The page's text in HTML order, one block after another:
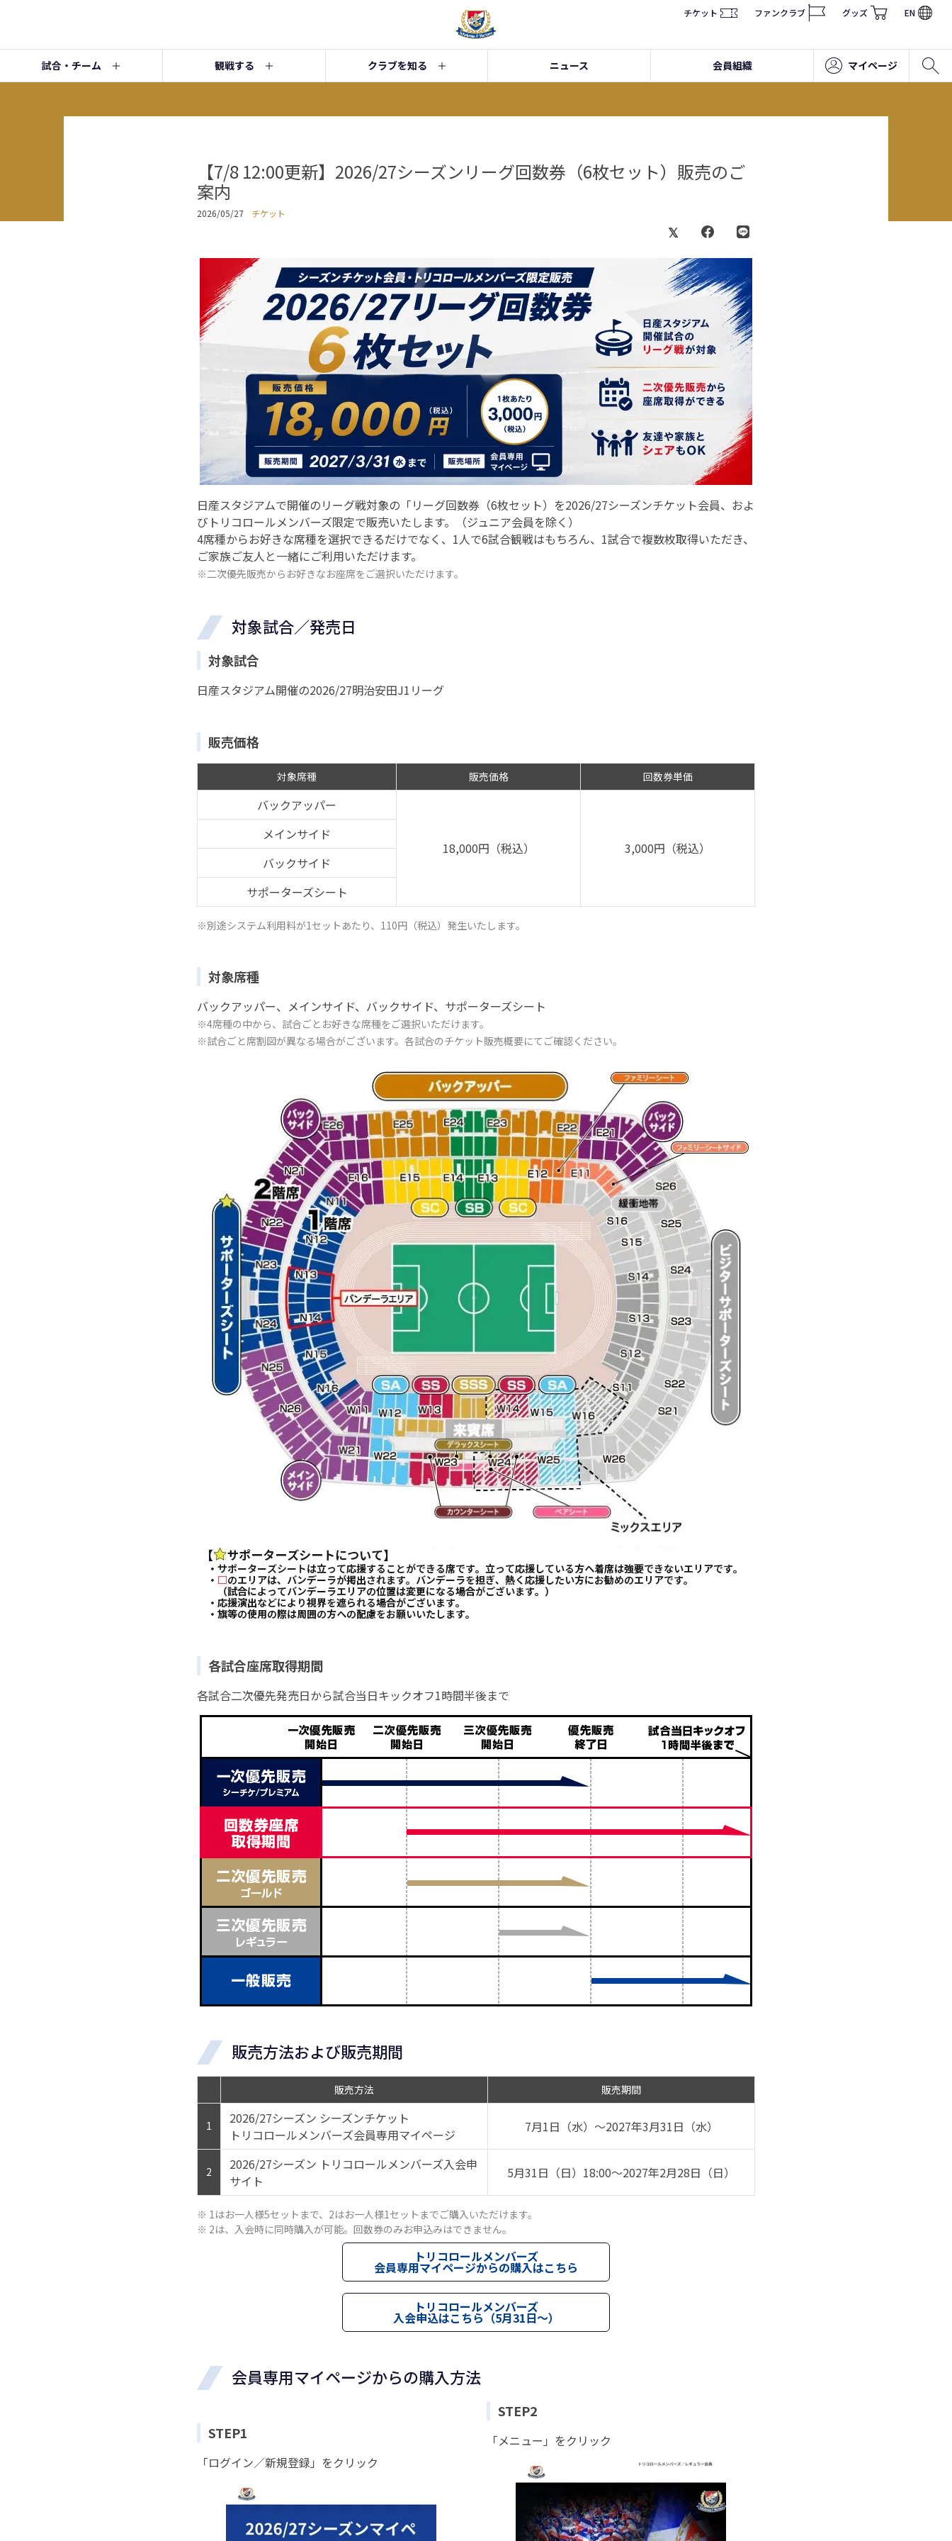
チケット ファンクラブ グッズ EN
試合・チーム 観戦する クラブを知る ニュース 会員組織 マイページ
【7/8 12:00更新】2026/27シーズンリーグ回数券（6枚セット）販売のご
案内
2026/05/27 チケット
日産スタジアムで開催のリーグ戦対象の「リーグ回数券（6枚セット）を2026/27シーズンチケット会員、およ
びトリコロールメンバーズ限定で販売いたします。（ジュニア会員を除く）
4席種からお好きな席種を選択できるだけでなく、1人で6試合観戦はもちろん、1試合で複数枚取得いただき、
ご家族ご友人と一緒にご利用いただけます。
※二次優先販売からお好きなお座席をご選択いただけます。
対象試合／発売日
対象試合
日産スタジアム開催の2026/27明治安田J1リーグ
販売価格
対象席種 販売価格 回数券単価
バックアッパー
18,000円（税込） 3,000円（税込）
メインサイド
バックサイド
サポーターズシート
※別途システム利用料が1セットあたり、110円（税込）発生いたします。
対象席種
バックアッパー、メインサイド、バックサイド、サポーターズシート
※4席種の中から、試合ごとお好きな席種をご選択いただけます。
※試合ごと席割図が異なる場合がございます。各試合のチケット販売概要にてご確認ください。
各試合座席取得期間
各試合二次優先発売日から試合当日キックオフ1時間半後まで
販売方法および販売期間
販売方法 販売期間
1
2026/27シーズン シーズンチケット
トリコロールメンバーズ会員専用マイページ
7月1日（水）～2027年3月31日（水）
2
2026/27シーズン トリコロールメンバーズ入会申
サイト
5月31日（日）18:00～2027年2月28日（日）
※ 1はお一人様5セットまで、2はお一人様1セットまでご購入いただけます。
※ 2は、入会時に同時購入が可能。回数券のみお申込みはできません。
トリコロールメンバーズ
会員専用マイページからの購入はこちら
トリコロールメンバーズ
入会申込はこちら（5月31日～）
会員専用マイページからの購入方法
STEP1
「ログイン／新規登録」をクリック
STEP2
「メニュー」をクリック